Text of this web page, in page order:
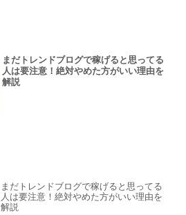
まだトレンドブログで稼げると思ってる
人は要注意！絶対やめた方がいい理由を
解説
まだトレンドブログで稼げると思ってる
人は要注意！絶対やめた方がいい理由を
解説